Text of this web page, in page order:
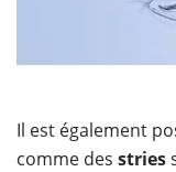
Il est également
comme des stries